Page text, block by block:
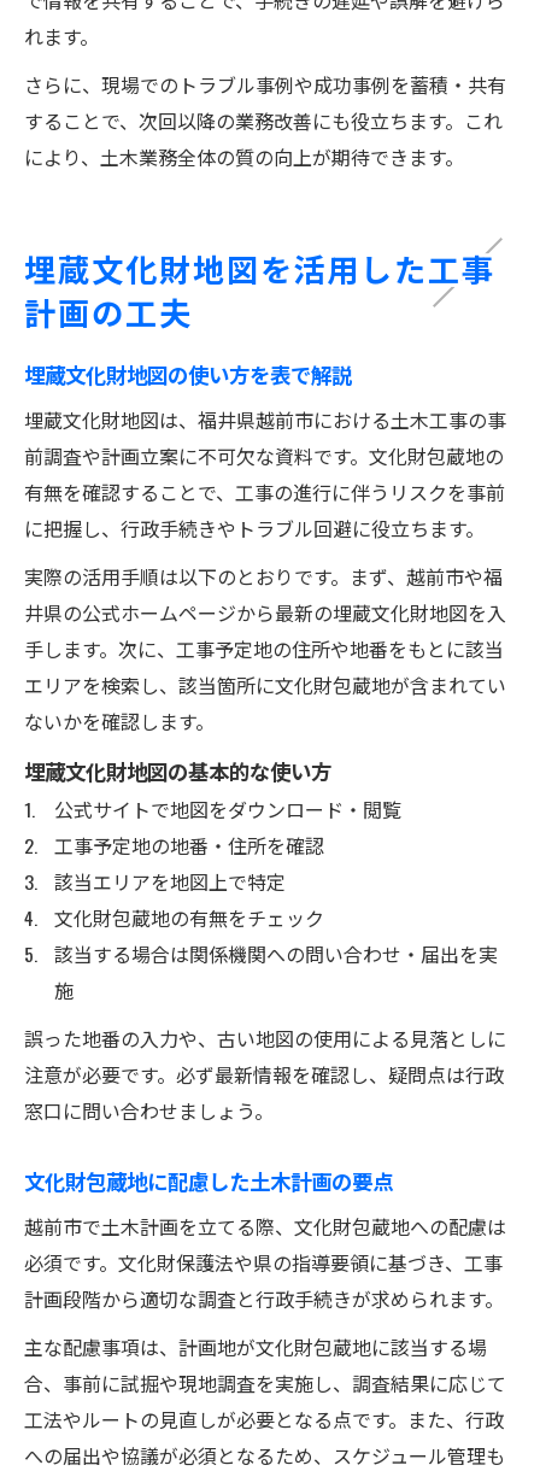
れます。
さらに、現場でのトラブル事例や成功事例を蓄積・共有
することで、次回以降の業務改善にも役立ちます。これ
により、土木業務全体の質の向上が期待できます。
埋蔵文化財地図を活用した工事
計画の工夫
埋蔵文化財地図の使い方を表で解説
埋蔵文化財地図は、福井県越前市における土木工事の事
前調査や計画立案に不可欠な資料です。文化財包蔵地の
有無を確認することで、工事の進行に伴うリスクを事前
に把握し、行政手続きやトラブル回避に役立ちます。
実際の活用手順は以下のとおりです。まず、越前市や福
井県の公式ホームページから最新の埋蔵文化財地図を入
手します。次に、工事予定地の住所や地番をもとに該当
エリアを検索し、該当箇所に文化財包蔵地が含まれてい
ないかを確認します。
埋蔵文化財地図の基本的な使い方
公式サイトで地図をダウンロード・閲覧
工事予定地の地番・住所を確認
該当エリアを地図上で特定
文化財包蔵地の有無をチェック
該当する場合は関係機関への問い合わせ・届出を実
施
誤った地番の入力や、古い地図の使用による見落としに
注意が必要です。必ず最新情報を確認し、疑問点は行政
窓口に問い合わせましょう。
文化財包蔵地に配慮した土木計画の要点
越前市で土木計画を立てる際、文化財包蔵地への配慮は
必須です。文化財保護法や県の指導要領に基づき、工事
計画段階から適切な調査と行政手続きが求められます。
主な配慮事項は、計画地が文化財包蔵地に該当する場
合、事前に試掘や現地調査を実施し、調査結果に応じて
工法やルートの見直しが必要となる点です。また、行政
への届出や協議が必須となるため、スケジュール管理も